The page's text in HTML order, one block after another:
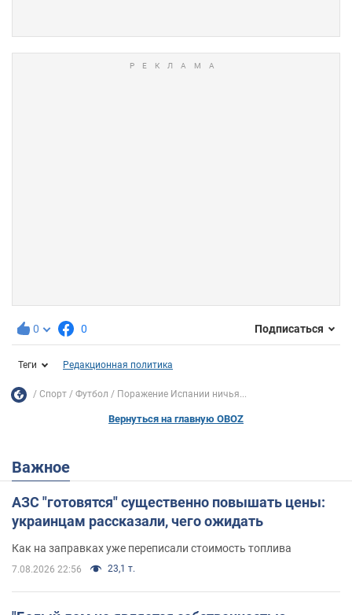
0 0 Подписаться
Теги Редакционная политика
Спорт Футбол Поражение Испании ничья...
Вернуться на главную OBOZ
Важное
АЗС "готовятся" существенно повышать цены:
украинцам рассказали, чего ожидать
Как на заправках уже переписали стоимость топлива
7.08.2026 22:56 23,1 т.